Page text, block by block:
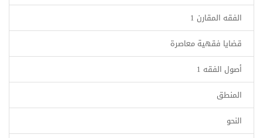
الفقه المقارن 1
قضايا فقهية معاصرة
أصول الفقه 1
المنطق
النحو